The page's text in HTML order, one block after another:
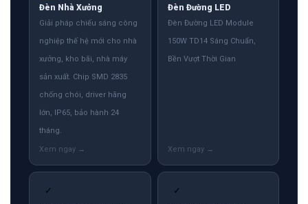
Đèn Nhà Xưởng
Giải pháp chiếu sáng công
nghiệp thế hệ mới cho nhà
xưởng, kho bãi, nhà máy
sản xuất. Chip SMD 2835
chống chói, driver hãng
lớn, IP65, bảo hành 24
tháng.
Đèn Đường LED
Đèn Đường LED Module
150W TD14 Sáng Chuẩn,
Bền Vượt Thời Gian
✓ ✓